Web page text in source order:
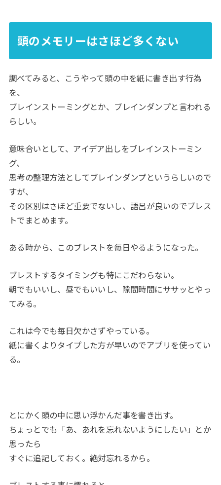
頭のメモリーはさほど多くない
調べてみると、こうやって頭の中を紙に書き出す行為
を、
ブレインストーミングとか、ブレインダンプと言われる
らしい。
意味合いとして、アイデア出しをブレインストーミン
グ、
思考の整理方法としてブレインダンプというらしいので
すが、
その区別はさほど重要でないし、語呂が良いのでブレス
トでまとめます。
ある時から、このブレストを毎日やるようになった。
ブレストするタイミングも特にこだわらない。
朝でもいいし、昼でもいいし、隙間時間にササッとやっ
てみる。
これは今でも毎日欠かさずやっている。
紙に書くよりタイプした方が早いのでアプリを使ってい
る。
とにかく頭の中に思い浮かんだ事を書き出す。
ちょっとでも「あ、あれを忘れないようにしたい」とか
思ったら
すぐに追記しておく。絶対忘れるから。